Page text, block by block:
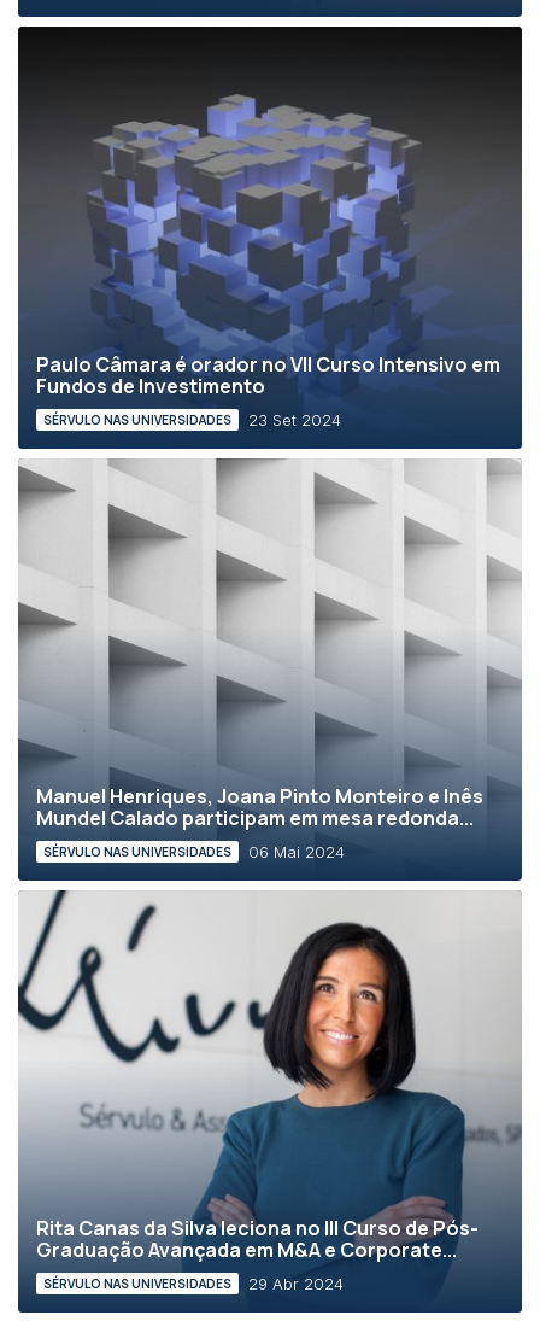
Paulo Câmara é orador no VII Curso Intensivo em
Fundos de Investimento
SÉRVULO NAS UNIVERSIDADES 23 Set 2024
Manuel Henriques, Joana Pinto Monteiro e Inês
Mundel Calado participam em mesa redonda...
SÉRVULO NAS UNIVERSIDADES 06 Mai 2024
Rita Canas da Silva leciona no III Curso de Pós-
Graduação Avançada em M&A e Corporate...
SÉRVULO NAS UNIVERSIDADES 29 Abr 2024